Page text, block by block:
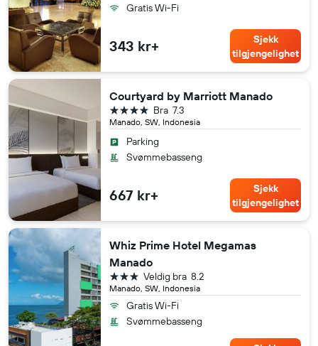
Gratis Wi-Fi
343 kr+
Sjekk
tilgjengelighet
Courtyard by Marriott Manado
Manado, SW, Indonesia
7.3
Bra
4 stjerner
Parking
Svømmebasseng
667 kr+
Sjekk
tilgjengelighet
Whiz Prime Hotel Megamas
Manado
Manado, SW, Indonesia
8.2
Veldig bra
3 stjerner
Gratis Wi-Fi
Svømmebasseng